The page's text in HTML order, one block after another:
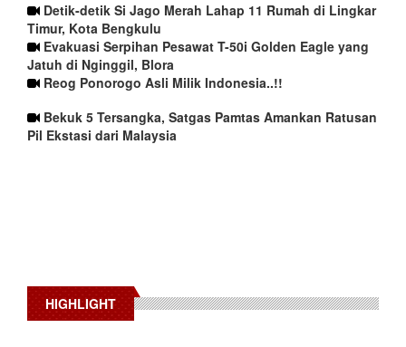
Detik-detik Si Jago Merah Lahap 11 Rumah di Lingkar
Timur, Kota Bengkulu
Evakuasi Serpihan Pesawat T-50i Golden Eagle yang
Jatuh di Nginggil, Blora
Reog Ponorogo Asli Milik Indonesia..!!
Bekuk 5 Tersangka, Satgas Pamtas Amankan Ratusan
Pil Ekstasi dari Malaysia
HIGHLIGHT